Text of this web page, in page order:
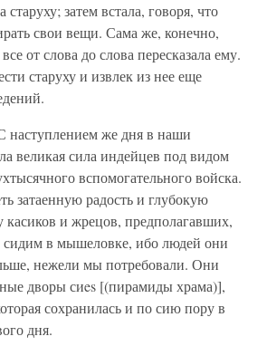
затем встала, говоря, что
свои вещи. Сама же, конечно,
от слова до слова пересказала ему.
старуху и извлек из нее еще
наступлением же дня в наши
великая сила индейцев под видом
вспомогательного войска.
затаенную радость и глубокую
и жрецов, предполагавших,
в мышеловке, ибо людей они
нежели мы потребовали. Они
дворы сиes [(пирамиды храма)],
сохранилась и по сию пору в
дня.